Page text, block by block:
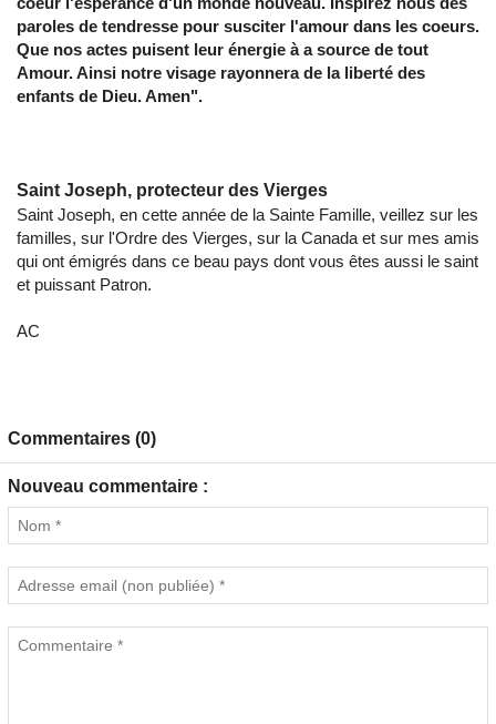
paroles de tendresse pour susciter l'amour dans les coeurs.
Que nos actes puisent leur énergie à a source de tout
Amour. Ainsi notre visage rayonnera de la liberté des
enfants de Dieu. Amen".
Saint Joseph, protecteur des Vierges
Saint Joseph, en cette année de la Sainte Famille, veillez sur les
familles, sur l'Ordre des Vierges, sur la Canada et sur mes amis
qui ont émigrés dans ce beau pays dont vous êtes aussi le saint
et puissant Patron.
AC
Commentaires (0)
Nouveau commentaire :